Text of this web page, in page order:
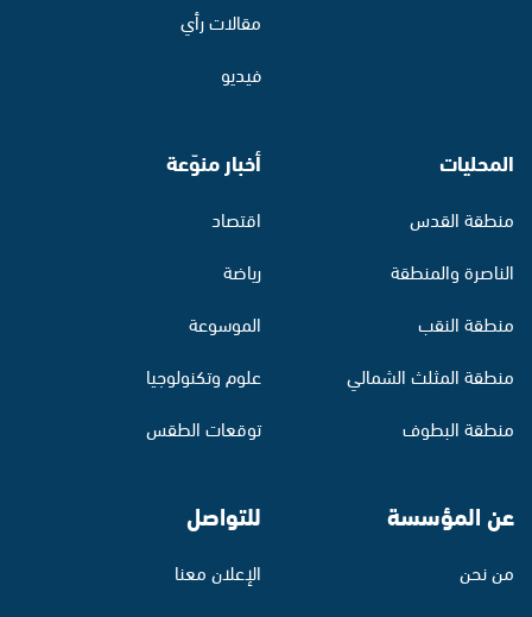
مقالات رأي
فيديو
المحليات
منطقة القدس
الناصرة والمنطقة
منطقة النقب
منطقة المثلث الشمالي
منطقة البطوف
أخبار منوّعة
اقتصاد
رياضة
الموسوعة
علوم وتكنولوجيا
توقعات الطقس
عن المؤسسة
من نحن
للتواصل
الإعلان معنا